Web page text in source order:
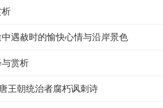
遇赦时的愉快心情与沿岸景色
赏析
王朝统治者腐朽讽刺诗